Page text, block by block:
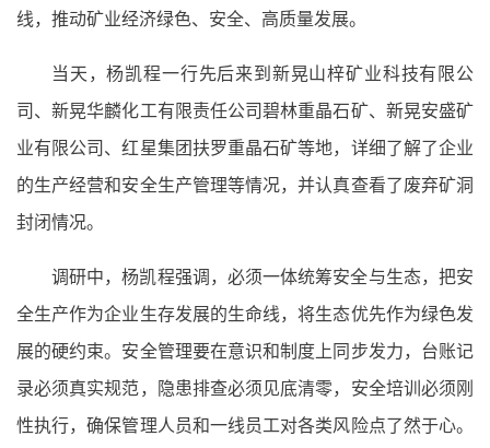
线，推动矿业经济绿色、安全、高质量发展。
当天，杨凯程一行先后来到新晃山梓矿业科技有限公
司、新晃华麟化工有限责任公司碧林重晶石矿、新晃安盛矿
业有限公司、红星集团扶罗重晶石矿等地，详细了解了企业
的生产经营和安全生产管理等情况，并认真查看了废弃矿洞
封闭情况。
调研中，杨凯程强调，必须一体统筹安全与生态，把安
全生产作为企业生存发展的生命线，将生态优先作为绿色发
展的硬约束。安全管理要在意识和制度上同步发力，台账记
录必须真实规范，隐患排查必须见底清零，安全培训必须刚
性执行，确保管理人员和一线员工对各类风险点了然于心。